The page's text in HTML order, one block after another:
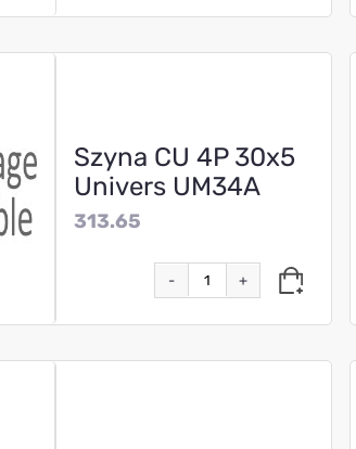
Szyna CU 4P 30x5
Univers UM34A
313.65
- +